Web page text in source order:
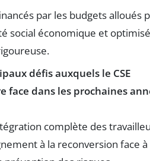
par les budgets alloués
social économique et
défis auxquels le CSE
face dans les prochaines
complète des
à la reconversion face à